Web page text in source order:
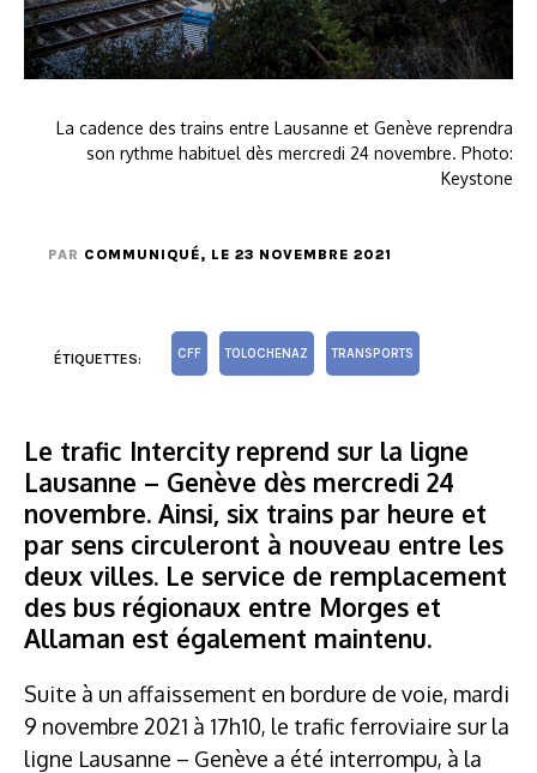
La cadence des trains entre Lausanne et Genève reprendra
son rythme habituel dès mercredi 24 novembre. Photo:
Keystone
PAR COMMUNIQUÉ, LE 23 NOVEMBRE 2021
ÉTIQUETTES: CFF TOLOCHENAZ TRANSPORTS
Le trafic Intercity reprend sur la ligne
Lausanne – Genève dès mercredi 24
novembre. Ainsi, six trains par heure et
par sens circuleront à nouveau entre les
deux villes. Le service de remplacement
des bus régionaux entre Morges et
Allaman est également maintenu.
Suite à un affaissement en bordure de voie, mardi
9 novembre 2021 à 17h10, le trafic ferroviaire sur la
ligne Lausanne – Genève a été interrompu, à la